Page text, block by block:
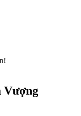
Vượng